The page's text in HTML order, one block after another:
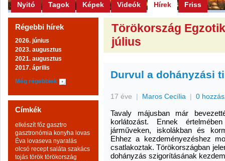
Nyitó Tagok Képek Videók Hírek Friss
Régebbi hírek
2026. június
2023. augusztus
2021. augusztus
2017. április
Még régebbiek
Címkék
elkészít főz gasztro
gasztronómia konyha lovas
Éva lovaseva nyaralás
olcsó recept saláta szakács
tojás török törökország
Törökország
július
Durvul a dohányzási
17 éve | Maros Cecília | 0
Tavaly májusban már
korlátozást. Ennek
járműveken, iskolákban és
Ehhez a kezdeményezéshez
csatlakoztak. Törökországban
dohányzás szigorításának